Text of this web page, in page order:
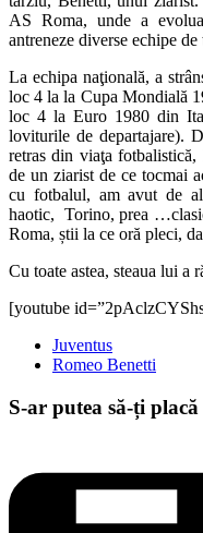
AS Roma, unde a
antreneze diverse echipe de
La echipa naţională, a
loc 4 la la Cupa Mondială
loc 4 la Euro 1980 din
loviturile de departajare).
retras din viaţa
de un ziarist de ce tocmai
cu fotbalul, am avut de
haotic, Torino, prea
Roma, știi la ce oră pleci,
Cu toate astea, steaua lui a
[youtube
Juventus
Romeo Benetti
S-ar putea să-ți placă